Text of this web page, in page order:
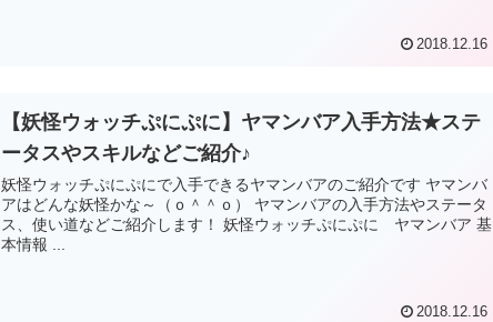
2018.12.16
【妖怪ウォッチぷにぷに】ヤマンバア入手方法★ステ
ータスやスキルなどご紹介♪
妖怪ウォッチぷにぷにで入手できるヤマンバアのご紹介です ヤマンバ
アはどんな妖怪かな～（ｏ＾＾ｏ） ヤマンバアの入手方法やステータ
ス、使い道などご紹介します！ 妖怪ウォッチぷにぷに ヤマンバア 基
本情報 ...
2018.12.16